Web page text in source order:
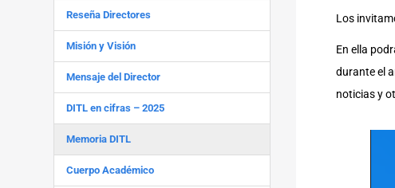
Reseña Directores
Misión y Visión
Mensaje del Director
DITL en cifras – 2025
Memoria DITL
Cuerpo Académico
Los
En ella
durante el
noticias y